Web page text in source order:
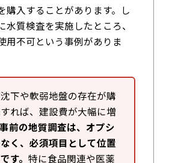
購入することがあります。し
水質検査を実施したところ、
用不可という事例がありま
下や軟弱地盤の存在が購
れば、建設費が大幅に増
事前の地質調査は、オプシ
く、必須項目として位置
す。 特に食品関連や医薬